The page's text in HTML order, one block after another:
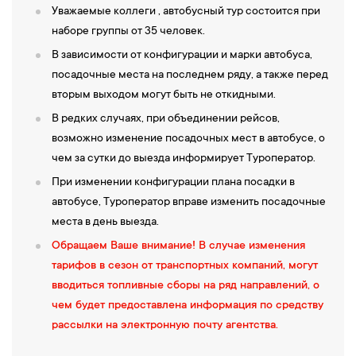
Чудотворца. Главный кисловодский храм славится своей
историей и мастерами, приложившими руку к его созданию, и
Курортному парку. Курортный парк — гордость
Кисловодска, прекрасный образец ландшафтного дизайна.
Парк занимает первое место в Европе по красоте и богатству
растительного мира и второе по площади. Во время прогулки
по парку посещаетсяНарзанная галереяс дегустацией
минеральной воды Нарзан,Лермонтовская площадка,
Зеркальный прудипавильон «Стеклянная струя»,мостик
«Дамский каприз».
18:00 — Свободное время.
19:00 —Завершение экскурсионной программы. Отправление.
6-й день
Прибытие вг.Чебоксары.Ориентировочное время приезда
— Прибытие в поселок Романтик.Он является
горнолыжной частью курорта, именно здесь находятся
подъемники и горнолыжные трассы. Можно подняться по
канатной дороге на горуРичепста, хребет Абишира-Ахуба и на
хребет Аркасара(стоимость 2800 рублей,дополнительная
плата)
Самостоятельный обедв кафе поселка Архыз
карачаевская национальная кухня).
Прогулка по древнему Нижне-Архызскому городищу
(Аланское городище)— вход 250 рублей с человека
дополнительная плата). Одной из самых известных построек
Уважаемые коллеги , автобусный тур состоится при
наборе группы от 35 человек.
В зависимости от конфигурации и марки автобуса,
посадочные места на последнем ряду, а также перед
вторым выходом могут быть не откидными.
В редких случаях, при объединении рейсов,
возможно изменение посадочных мест в автобусе, о
чем за сутки до выезда информирует Туроператор.
При изменении конфигурации плана посадки в
автобусе, Туроператор вправе изменить посадочные
места в день выезда.
Обращаем Ваше внимание! В случае изменения
тарифов в сезон от транспортных компаний, могут
вводиться топливные сборы на ряд направлений, о
чем будет предоставлена информация по средству
рассылки на электронную почту агентства.